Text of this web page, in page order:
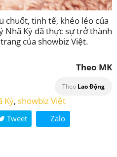
chuốt, tinh tế, khéo léo của
Nhã Kỳ đã thực sự trở thành
của showbiz Việt.
Theo MK
Theo Lao Động
Kỳ, showbiz Việt
Tweet Zalo